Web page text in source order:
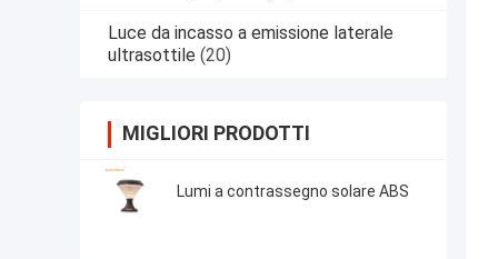
Luce da incasso a emissione laterale
ultrasottile (20)
MIGLIORI PRODOTTI
Lumi a contrassegno solare ABS